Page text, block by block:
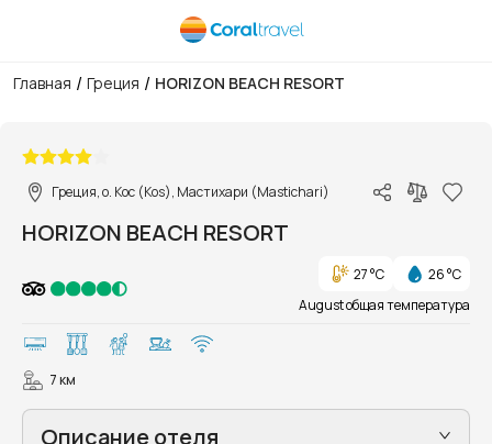
Главная / Греция / HORIZON BEACH RESORT
Греция, о. Кос (Kos), Мастихари (Mastichari)
HORIZON BEACH RESORT
27 °C
26 °C
August общая температура
7 км
Описание отеля